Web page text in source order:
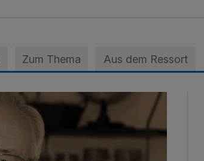
Zum Thema Aus dem Ressort